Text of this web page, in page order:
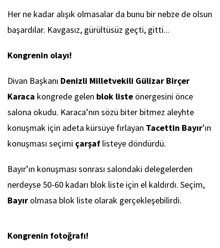
Her ne kadar alışık olmasalar da bunu bir nebze de olsun
başardılar. Kavgasız, gürültüsüz geçti, gitti...
Kongrenin olayı!
Divan Başkanı Denizli Milletvekili Gülizar Birçer
Karaca kongrede gelen blok liste önergesini önce
salona okudu. Karaca’nın sözü biter bitmez aleyhte
konuşmak için adeta kürsüye fırlayan Tacettin Bayır’ın
konuşması seçimi çarşaf listeye döndürdü.
Bayır’ın konuşması sonrası salondaki delegelerden
nerdeyse 50-60 kadarı blok liste için el kaldırdı. Seçim,
Bayır olmasa blok liste olarak gerçekleşebilirdi.
Kongrenin fotoğrafı!